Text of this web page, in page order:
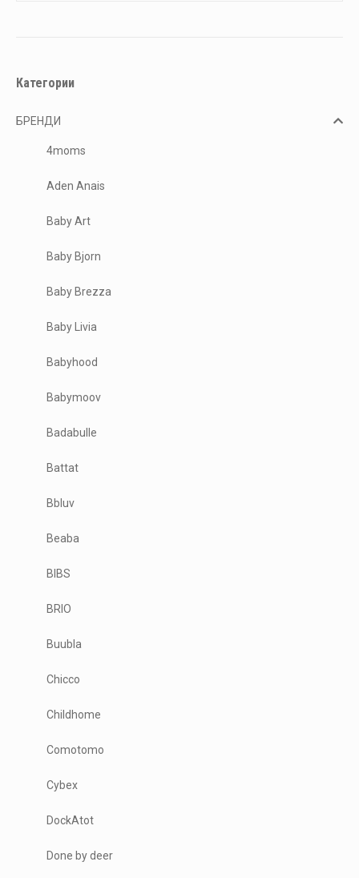
Категории
БРЕНДИ
4moms
Aden Anais
Baby Art
Baby Bjorn
Baby Brezza
Baby Livia
Babyhood
Babymoov
Badabulle
Battat
Bbluv
Beaba
BIBS
BRIO
Buubla
Chicco
Childhome
Comotomo
Cybex
DockAtot
Done by deer